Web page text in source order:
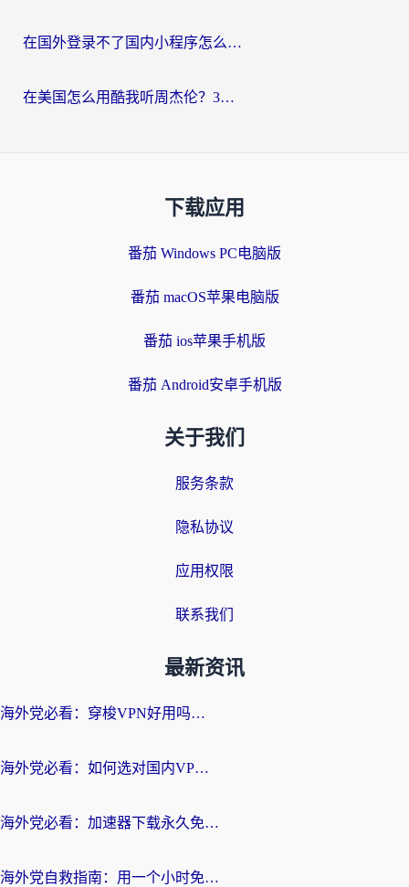
在国外登录不了国内小程序怎么办？选对回国加速器，轻松解锁国内资源
在美国怎么用酷我听周杰伦？3步搞定海外听歌难题
下载应用
番茄 Windows PC电脑版
番茄 macOS苹果电脑版
番茄 ios苹果手机版
番茄 Android安卓手机版
关于我们
服务条款
隐私协议
应用权限
联系我们
最新资讯
海外党必看：穿梭VPN好用吗？和云帆VPN对比哪个回国效果更好？附真实测评+避坑指南
海外党必看：如何选对国内VPN，实现无缝访问国内资源？
海外党必看：加速器下载永久免费版真的存在吗？教你无缝访问国内资源的正确姿势
海外党自救指南：用一个小时免费加速器，轻松打破国内资源访问壁垒？